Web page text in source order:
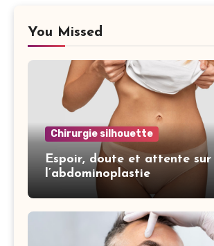
You Missed
Chirurgie silhouette
Espoir, doute et attente sur
l’abdominoplastie